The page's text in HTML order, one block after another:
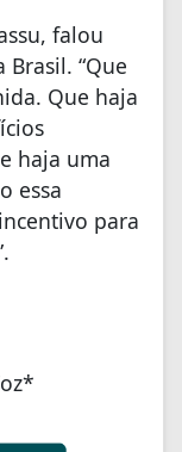
falou
“Que
Que haja
haja uma
essa
para